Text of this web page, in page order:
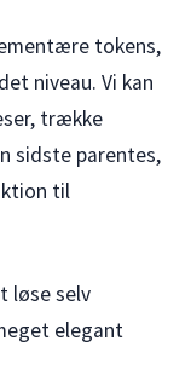
tokens,
niveau. Vi kan
trække
sidste parentes,
til
løse selv
elegant